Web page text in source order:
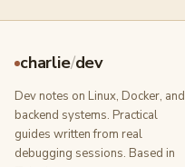
charlie/dev
Dev notes on Linux, Docker, and
backend systems. Practical
guides written from real
debugging sessions. Based in